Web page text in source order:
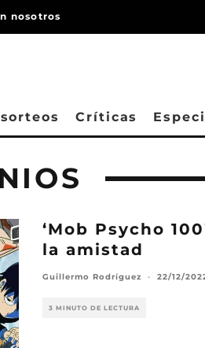
nosotros
Críticas
‘Mob Psycho
la amistad
Guillermo Rodríguez · 22/12/
3 MINUTO DE LECTURA